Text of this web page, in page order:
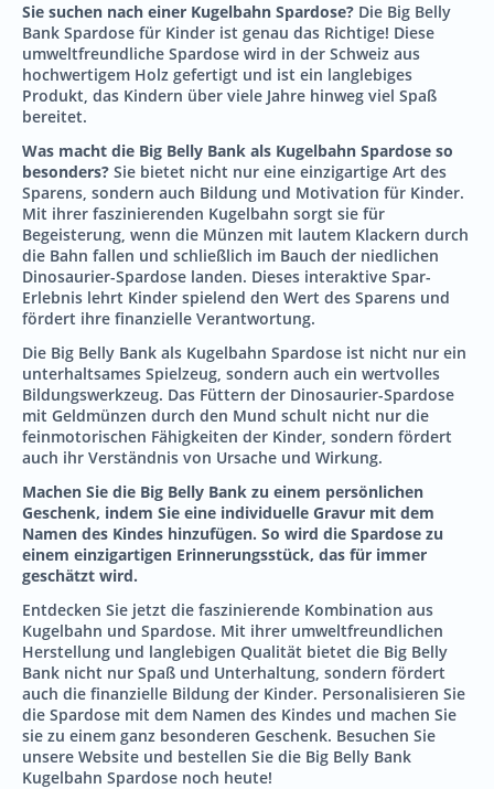
Sie suchen nach einer Kugelbahn Spardose? Die Big Belly
Bank Spardose für Kinder ist genau das Richtige! Diese
umweltfreundliche Spardose wird in der Schweiz aus
hochwertigem Holz gefertigt und ist ein langlebiges
Produkt, das Kindern über viele Jahre hinweg viel Spaß
bereitet.
Was macht die Big Belly Bank als Kugelbahn Spardose so
besonders? Sie bietet nicht nur eine einzigartige Art des
Sparens, sondern auch Bildung und Motivation für Kinder.
Mit ihrer faszinierenden Kugelbahn sorgt sie für
Begeisterung, wenn die Münzen mit lautem Klackern durch
die Bahn fallen und schließlich im Bauch der niedlichen
Dinosaurier-Spardose landen. Dieses interaktive Spar-
Erlebnis lehrt Kinder spielend den Wert des Sparens und
fördert ihre finanzielle Verantwortung.
Die Big Belly Bank als Kugelbahn Spardose ist nicht nur ein
unterhaltsames Spielzeug, sondern auch ein wertvolles
Bildungswerkzeug. Das Füttern der Dinosaurier-Spardose
mit Geldmünzen durch den Mund schult nicht nur die
feinmotorischen Fähigkeiten der Kinder, sondern fördert
auch ihr Verständnis von Ursache und Wirkung.
Machen Sie die Big Belly Bank zu einem persönlichen
Geschenk, indem Sie eine individuelle Gravur mit dem
Namen des Kindes hinzufügen. So wird die Spardose zu
einem einzigartigen Erinnerungsstück, das für immer
geschätzt wird.
Entdecken Sie jetzt die faszinierende Kombination aus
Kugelbahn und Spardose. Mit ihrer umweltfreundlichen
Herstellung und langlebigen Qualität bietet die Big Belly
Bank nicht nur Spaß und Unterhaltung, sondern fördert
auch die finanzielle Bildung der Kinder. Personalisieren Sie
die Spardose mit dem Namen des Kindes und machen Sie
sie zu einem ganz besonderen Geschenk. Besuchen Sie
unsere Website und bestellen Sie die Big Belly Bank
Kugelbahn Spardose noch heute!